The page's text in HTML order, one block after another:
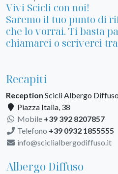
Vivi Scicli con noi!
Saremo il tuo punto di
che lo vorrai. Ti basta
chiamarci o scriverci
Recapiti
Reception Scicli Albergo Diffuso
Piazza Italia, 38
Mobile +39 392 8207857
Telefono +39 0932 1855555
info@sciclialbergodiffuso.it
Albergo Diffuso